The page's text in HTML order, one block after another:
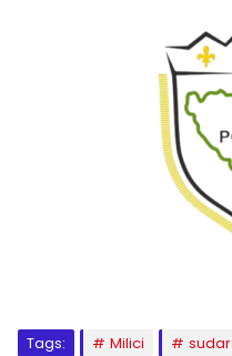
Tags: Milici sudar